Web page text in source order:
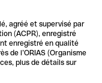
agréé et supervisé par
(ACPR), enregistré
enregistré en qualité
de l’ORIAS (Organisme
plus de détails sur